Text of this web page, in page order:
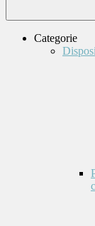
Categorie